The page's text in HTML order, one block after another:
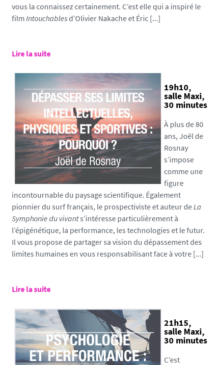
vous la connaissez certainement. C’est elle qui a inspiré le
film Intouchablesd’Olivier Nakache et Éric [...]
Lire la suite
19h10,
salle Maxi,
30 minutes
À plus de 80
ans, Joël de
Rosnay
s’impose
comme une
figure
incontournable du paysage scientifique. Également
pionnier du surf français, le prospectiviste et auteur de La
Symphonie du vivants’intéresse particulièrement à
l’épigénétique, la performance, les technologies et le futur.
Il vous propose de partager sa vision du dépassement des
limites humaines en vous responsabilisant face à votre [...]
Lire la suite
21h15,
salle Maxi,
30 minutes
C’est